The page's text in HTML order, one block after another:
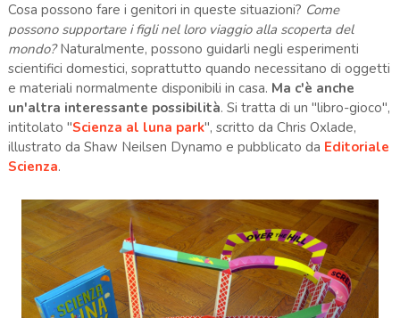
Cosa possono fare i genitori in queste situazioni? Come
possono supportare i figli nel loro viaggio alla scoperta del
mondo?Naturalmente, possono guidarli negli esperimenti
scientifici domestici, soprattutto quando necessitano di oggetti
e materiali normalmente disponibili in casa. Ma c'è anche
un'altra interessante possibilità. Si tratta di un "libro-gioco",
intitolato "Scienza al luna park", scritto da Chris Oxlade,
illustrato da Shaw Neilsen Dynamo e pubblicato da Editoriale
Scienza.